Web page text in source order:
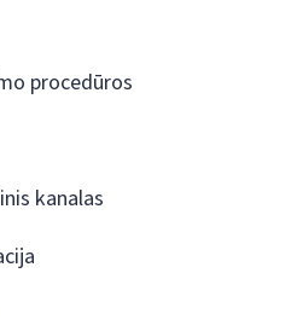
procedūros
kanalas